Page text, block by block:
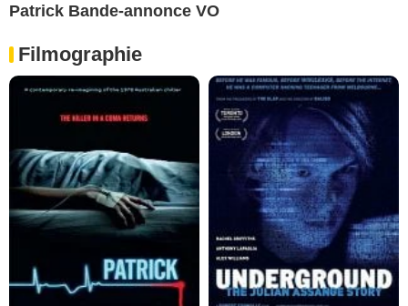
Patrick Bande-annonce VO
Filmographie